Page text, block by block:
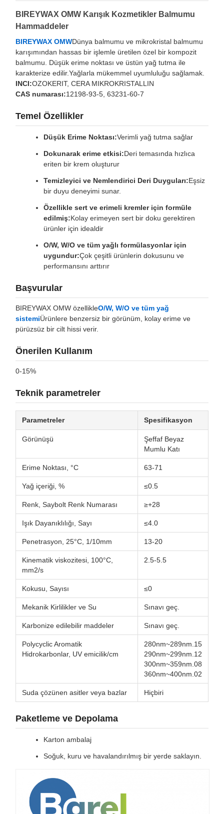
BIREYWAX OMW Karışık Kozmetikler Balmumu
Hammaddeler
BIREYWAX OMWDünya balmumu ve mikrokristal balmumu
karışımından hassas bir işlemle üretilen özel bir kompozit
balmumu. Düşük erime noktası ve üstün yağ tutma ile
karakterize edilir.Yağlarla mükemmel uyumluluğu sağlamak.
INCI:OZOKERIT, CERA MIKROKRISTALLIN
CAS numarası:12198-93-5, 63231-60-7
Temel Özellikler
Düşük Erime Noktası:Verimli yağ tutma sağlar
Dokunarak erime etkisi:Deri temasında hızlıca
eriten bir krem oluşturur
Temizleyici ve Nemlendirici Deri Duyguları:Eşsiz
bir duyu deneyimi sunar.
Özellikle sert ve erimeli kremler için formüle
edilmiş:Kolay erimeyen sert bir doku gerektiren
ürünler için idealdir
O/W, W/O ve tüm yağlı formülasyonlar için
uygundur:Çok çeşitli ürünlerin dokusunu ve
performansını arttırır
Başvurular
BIREYWAX OMW özellikleO/W, W/O ve tüm yağ
sistemiÜrünlere benzersiz bir görünüm, kolay erime ve
pürüzsüz bir cilt hissi verir.
Önerilen Kullanım
0-15%
Teknik parametreler
Parametreler Spesifikasyon
Görünüşü
Şeffaf Beyaz
Mumlu Katı
Erime Noktası, °C 63-71
Yağ içeriği, % ≤0.5
Renk, Saybolt Renk Numarası ≥+28
Işık Dayanıklılığı, Sayı ≤4.0
Penetrasyon, 25°C, 1/10mm 13-20
Kinematik viskozitesi, 100°C,
mm2/s
2.5-5.5
Kokusu, Sayısı ≤0
Mekanik Kirlilikler ve Su Sınavı geç.
Karbonize edilebilir maddeler Sınavı geç.
Polycyclic Aromatik
Hidrokarbonlar, UV emicilik/cm
280nm~289nm.15
290nm~299nm.12
300nm~359nm.08
360nm~400nm.02
Suda çözünen asitler veya bazlar Hiçbiri
Paketleme ve Depolama
Karton ambalaj
Soğuk, kuru ve havalandırılmış bir yerde saklayın.